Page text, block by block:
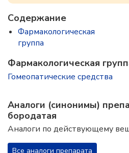
Содержание
Фармакологическая
группа
Фармакологическая
Гомеопатические средства
Аналоги (синонимы)
бородатая
Аналоги по действующему
Все аналоги препарата